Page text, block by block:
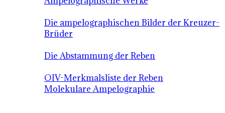
Die ampelographischen Bilder der Kreuzer-
Brüder
Die Abstammung der Reben
OIV-Merkmalsliste der Reben
Molekulare Ampelographie